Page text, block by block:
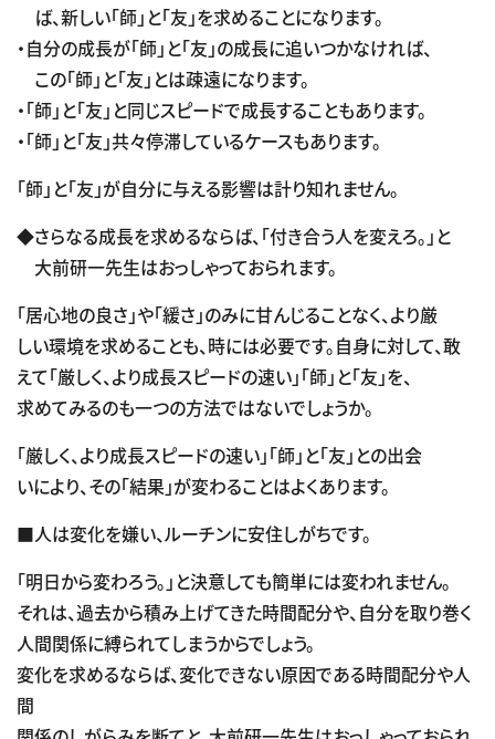
ば、新しい「師」と「友」を求めることになります。
・自分の成長が「師」と「友」の成長に追いつかなければ、
この「師」と「友」とは疎遠になります。
・「師」と「友」と同じスピードで成長することもあります。
・「師」と「友」共々停滞しているケースもあります。
「師」と「友」が自分に与える影響は計り知れません。
◆さらなる成長を求めるならば、「付き合う人を変えろ。」と
大前研一先生はおっしゃっておられます。
「居心地の良さ」や「緩さ」のみに甘んじることなく、より厳
しい環境を求めることも、時には必要です。自身に対して、敢
えて「厳しく、より成長スピードの速い」「師」と「友」を、
求めてみるのも一つの方法ではないでしょうか。
「厳しく、より成長スピードの速い」「師」と「友」との出会
いにより、その「結果」が変わることはよくあります。
■人は変化を嫌い、ルーチンに安住しがちです。
「明日から変わろう。」と決意しても簡単には変われません。
それは、過去から積み上げてきた時間配分や、自分を取り巻く
人間関係に縛られてしまうからでしょう。
変化を求めるならば、変化できない原因である時間配分や人
間